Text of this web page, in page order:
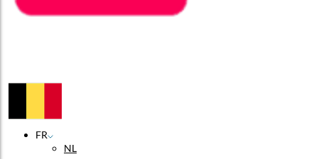
FR
NL